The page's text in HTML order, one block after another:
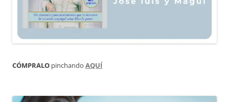
CÓMPRALO pinchando AQUÍ